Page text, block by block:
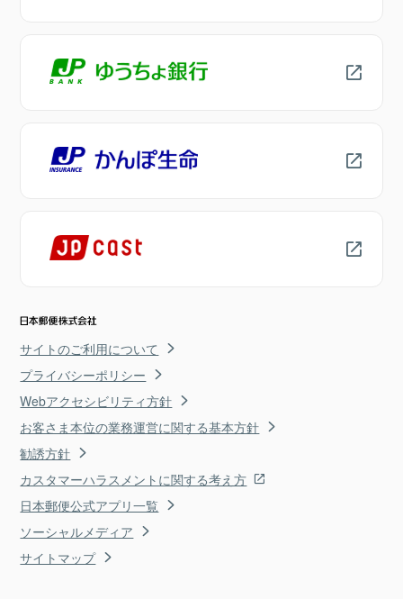
サイトのご利用について
プライバシーポリシー
Webアクセシビリティ方針
お客さま本位の業務運営に関する基本方針
勧誘方針
カスタマーハラスメントに関する考え方
日本郵便公式アプリ一覧
ソーシャルメディア
サイトマップ